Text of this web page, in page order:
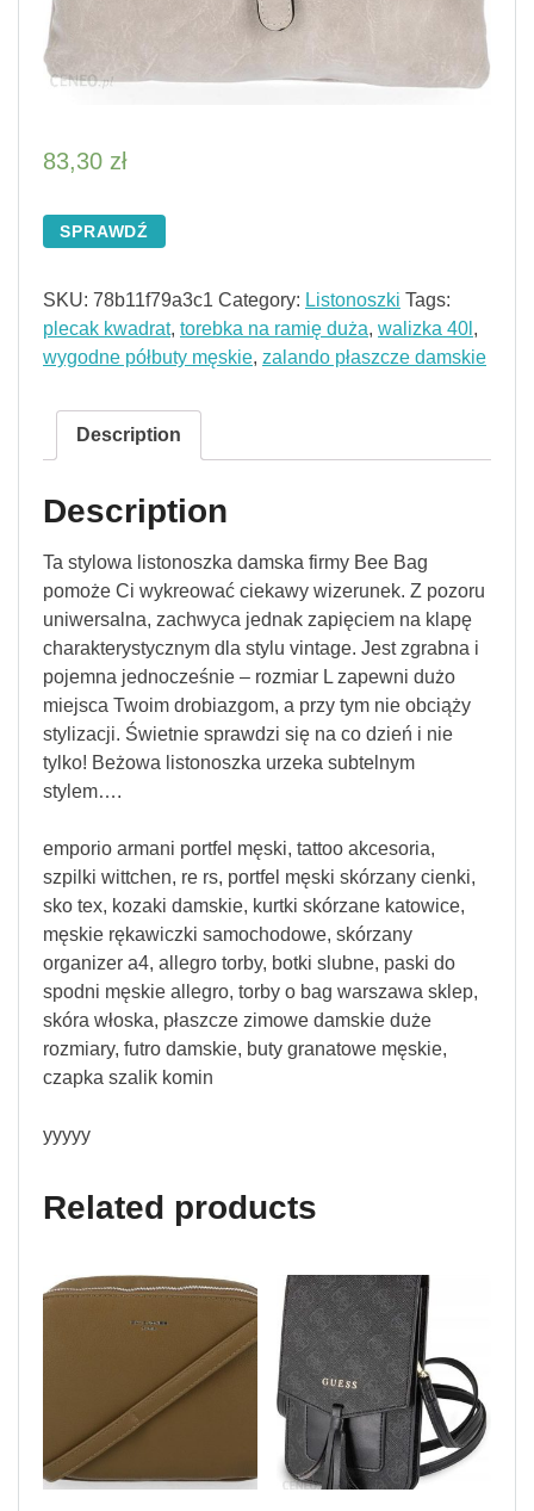
83,30 zł
SPRAWDŹ
SKU: 78b11f79a3c1 Category: Listonoszki Tags:
plecak kwadrat, torebka na ramię duża, walizka 40l ,
wygodne półbuty męskie, zalando płaszcze damskie
Description
Description
Ta stylowa listonoszka damska firmy Bee Bag
pomoże Ci wykreować ciekawy wizerunek. Z pozoru
uniwersalna, zachwyca jednak zapięciem na klapę
charakterystycznym dla stylu vintage. Jest zgrabna i
pojemna jednocześnie – rozmiar L zapewni dużo
miejsca Twoim drobiazgom, a przy tym nie obciąży
stylizacji. Świetnie sprawdzi się na co dzień i nie
tylko! Beżowa listonoszka urzeka subtelnym
stylem….
emporio armani portfel męski, tattoo akcesoria,
szpilki wittchen, re rs, portfel męski skórzany cienki,
sko tex, kozaki damskie, kurtki skórzane katowice,
męskie rękawiczki samochodowe, skórzany
organizer a4, allegro torby, botki slubne, paski do
spodni męskie allegro, torby o bag warszawa sklep,
skóra włoska, płaszcze zimowe damskie duże
rozmiary, futro damskie, buty granatowe męskie,
czapka szalik komin
yyyyy
Related products